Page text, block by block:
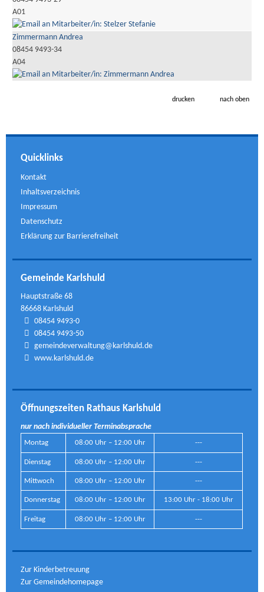
A01
Zimmermann Andrea
08454 9493-34
A04
drucken nach oben
Quicklinks
Kontakt
Inhaltsverzeichnis
Impressum
Datenschutz
Erklärung zur Barrierefreiheit
Gemeinde Karlshuld
Hauptstraße 68
86668 Karlshuld
08454 9493-0
08454 9493-50
gemeindeverwaltung@karlshuld.de
www.karlshuld.de
Öffnungszeiten Rathaus Karlshuld
nur nach individueller Terminabsprache
Montag 08:00 Uhr – 12:00 Uhr ---
Dienstag 08:00 Uhr – 12:00 Uhr ---
Mittwoch 08:00 Uhr – 12:00 Uhr ---
Donnerstag 08:00 Uhr – 12:00 Uhr 13:00 Uhr - 18:00 Uhr
Freitag 08:00 Uhr – 12:00 Uhr ---
Zur Kinderbetreuung
Zur Gemeindehomepage